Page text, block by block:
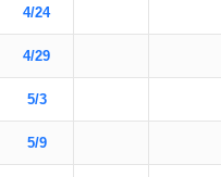
4/24
4/29
5/3
5/9